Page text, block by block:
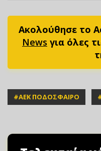
Ακολούθησε το
News για όλες
#ΑΕΚ ΠΟΔΟΣΦΑΙΡΟ